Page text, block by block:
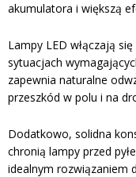
akumulatora i większą
Lampy LED włączają
sytuacjach
zapewnia naturalne
przeszkód w polu i na
Dodatkowo, solidna
chronią lampy przed
idealnym rozwiązaniem